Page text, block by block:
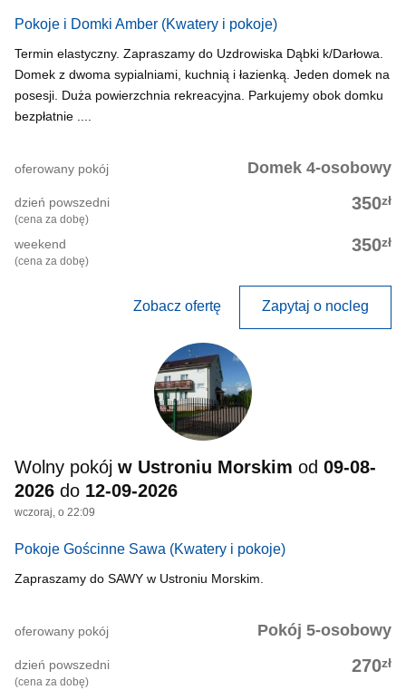
Pokoje i Domki Amber (Kwatery i pokoje)
Termin elastyczny. Zapraszamy do Uzdrowiska Dąbki k/Darłowa.
Domek z dwoma sypialniami, kuchnią i łazienką. Jeden domek na
posesji. Duża powierzchnia rekreacyjna. Parkujemy obok domku
bezpłatnie ....
Domek 4-osobowy
oferowany pokój
350zł
dzień powszedni
(cena za dobę)
350zł
weekend
(cena za dobę)
Zobacz ofertę Zapytaj o nocleg
Wolny pokój w Ustroniu Morskim od 09-08-
2026 do 12-09-2026
wczoraj, o 22:09
Pokoje Gościnne Sawa (Kwatery i pokoje)
Zapraszamy do SAWY w Ustroniu Morskim.
Pokój 5-osobowy
oferowany pokój
270zł
dzień powszedni
(cena za dobę)